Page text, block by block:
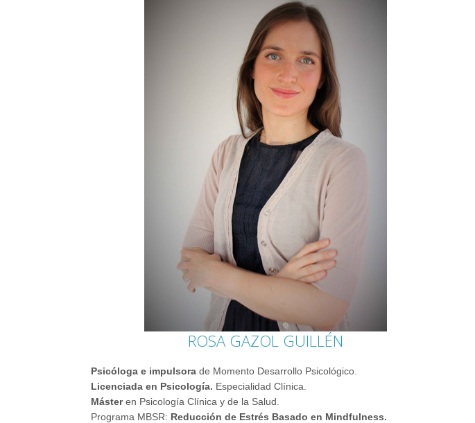
ROSA GAZOL GUILLÉN
Psicóloga e impulsora de Momento Desarrollo Psicológico.
Licenciada en Psicología. Especialidad Clínica.
Másteren Psicología Clínica y de la Salud.
Programa MBSR: Reducción de Estrés Basado en Mindfulness.